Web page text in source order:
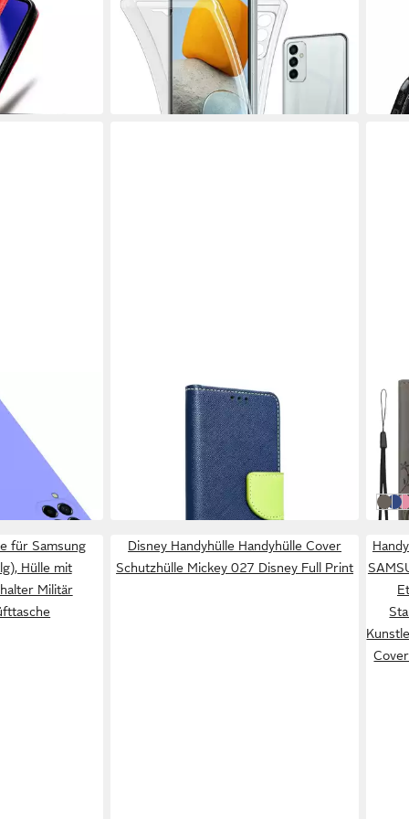
Galaxy M23
Handyhülle für Samsung Galaxy M23
5G Hülle
13,99 € UVP 19,99 €
-30%
in 4-5 Werktagen bei dir
in 4-
Galaxy M53
Smartphone-Hülle Buch Tasche
"Fancy" für SAMSUNG GALAXY M23
5G Blau-Grün
in 4-5 Werktagen bei dir
5G
-19%
in 4-
für Samsung
Hülle mit
Militär
Disney Handyhülle Handyhülle Cover
Schutzhülle Mickey 027 Disney Full Print